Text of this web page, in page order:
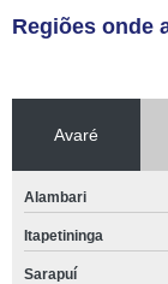
Regiões onde
Avaré
Alambari
Itapetininga
Sarapuí